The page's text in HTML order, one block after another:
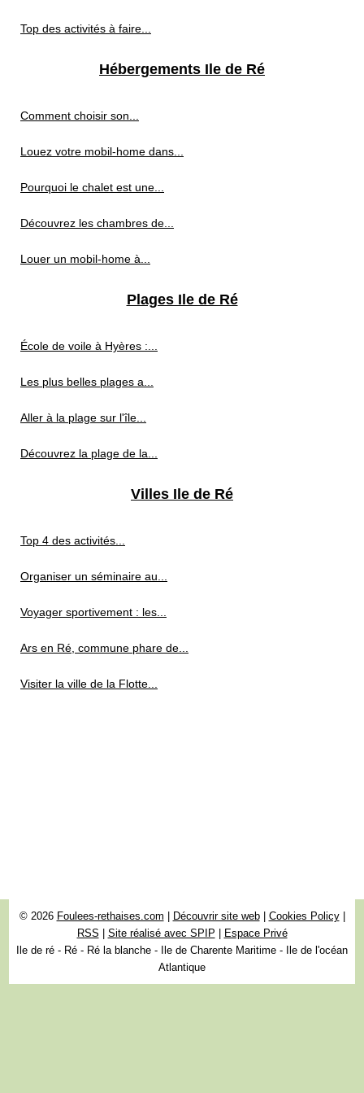
Top des activités à faire...
Hébergements Ile de Ré
Comment choisir son...
Louez votre mobil-home dans...
Pourquoi le chalet est une...
Découvrez les chambres de...
Louer un mobil-home à...
Plages Ile de Ré
École de voile à Hyères :...
Les plus belles plages a...
Aller à la plage sur l'île...
Découvrez la plage de la...
Villes Ile de Ré
Top 4 des activités...
Organiser un séminaire au...
Voyager sportivement : les...
Ars en Ré, commune phare de...
Visiter la ville de la Flotte...
© 2026 Foulees-rethaises.com Découvrir site web| Cookies Policy|
RSS
Site réalisé avec SPIP
Espace Privé
Ile de ré - Ré - Ré la blanche - Ile de Charente Maritime - Ile de l'océan
Atlantique